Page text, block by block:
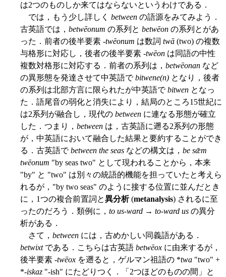
は2つのものしか来てはならないというわけである．
では，もう少し詳しく between の語源をみてみよう．
古英語では， betwēonum の系列と betwēon の系列とがあ
った．前者の後半要素 -twēonum は数詞 twā (two) の複数
与格形に対応し，後者の後半要素 -twēon は同語の中性
複数対格形に対応する．前者の系列は， betwēonan など
の異形態を発達させて中英語でbitwene(n) となり，後者
の系列は北部方言に限られたが中英語でbitwen となっ
た．語尾音の弱化と消失により，結局のところ15世紀に
は2系列が融合し，現代の between に連なる形態が確立
した．つまり， between は，古英語に遡る2系列の形態
が，中英語において融合した結果と要約することができ
る．古英語でbetween the seas などの構文は， be sǣm
twēonum "by seas two" として現われることから，本来
"by" と "two" は別々の統語的機能を担っていたと考えら
れるが，"by two seas" のように接する位置に並んだとき
に，1つの複合前置詞と異分析(metanalysis) されるに至
ったのだろう．類例に， to us-ward → to-ward us の異分
析がある．
さて， between には，古めかしい同義語がある．
betwixtである．こちらは古英語 betwēox に由来するが，
後半要素 -twēox を遡ると，ゲルマン祖語の *twa "two" +
*-iskaz "-ish" にたどりつく．「2つほどのものの間」と